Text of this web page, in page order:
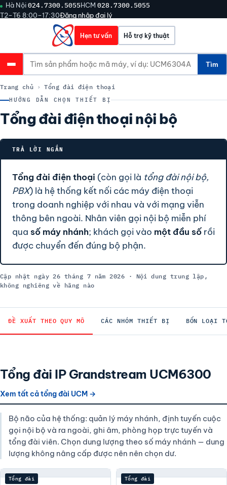
Hà Nội024.7300.5055HCM 028.7300.5055
T2–T6 8:00–17:30Đăng nhập đại lý
Hẹn tư vấn Hỗ trợ kỹ thuật
Tìm
Trang chủ › Tổng đài điện thoại
HƯỚNG DẪN CHỌN THIẾT BỊ
Tổng đài điện thoại nội bộ
TRẢ LỜI NGẮN
Tổng đài điện thoại (còn gọi là tổng đài nội bộ,
PBX) là hệ thống kết nối các máy điện thoại
trong doanh nghiệp với nhau và với mạng viễn
thông bên ngoài. Nhân viên gọi nội bộ miễn phí
qua số máy nhánh; khách gọi vào một đầu số rồi
được chuyển đến đúng bộ phận.
Cập nhật ngày 26 tháng 7 năm 2026 · Nội dung trung lập,
không nghiêng về hãng nào
ĐỀ XUẤT THEO QUY MÔ CÁC NHÓM THIẾT BỊ BỐN LOẠI
Tổng đài IP Grandstream UCM6300
Xem tất cả tổng đài UCM →
Bộ não của hệ thống: quản lý máy nhánh, định tuyến cuộc
gọi nội bộ và ra ngoài, ghi âm, phòng họp trực tuyến và
tổng đài viên. Chọn dung lượng theo số máy nhánh — dung
lượng không nâng cấp được nên nên chọn dư.
Tổng đài Tổng đài